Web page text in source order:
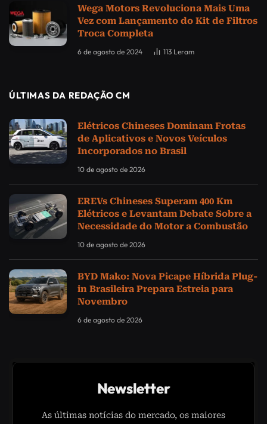
Wega Motors Revoluciona Mais Uma
Vez com Lançamento do Kit de Filtros
Troca Completa
6 de agosto de 2024 113 Leram
ÚLTIMAS DA REDAÇÃO CM
Elétricos Chineses Dominam Frotas
de Aplicativos e Novos Veículos
Incorporados no Brasil
10 de agosto de 2026
EREVs Chineses Superam 400 Km
Elétricos e Levantam Debate Sobre a
Necessidade do Motor a Combustão
10 de agosto de 2026
BYD Mako: Nova Picape Híbrida Plug-
in Brasileira Prepara Estreia para
Novembro
6 de agosto de 2026
Newsletter
As últimas notícias do mercado, os maiores